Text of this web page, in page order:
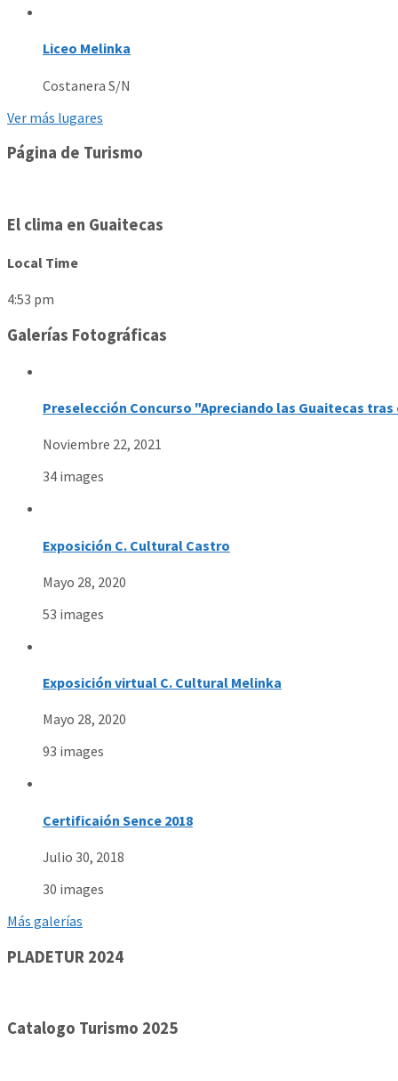
Liceo Melinka
Costanera S/N
Ver más lugares
Página de Turismo
El clima en Guaitecas
Local Time
4:53 pm
Galerías Fotográficas
Preselección Concurso "Apreciando las Guaitecas
Noviembre 22, 2021
34 images
Exposición C. Cultural Castro
Mayo 28, 2020
53 images
Exposición virtual C. Cultural Melinka
Mayo 28, 2020
93 images
Certificaión Sence 2018
Julio 30, 2018
30 images
Más galerías
PLADETUR 2024
Catalogo Turismo 2025